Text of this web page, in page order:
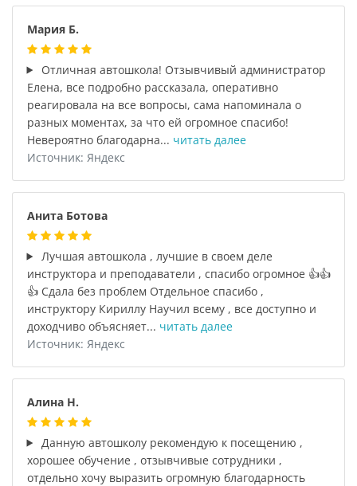
Мария Б.
Отличная автошкола! Отзывчивый администратор
Елена, все подробно рассказала, оперативно
реагировала на все вопросы, сама напоминала о
разных моментах, за что ей огромное спасибо!
Невероятно благодарна... читать далее
Источник: Яндекс
Анита Ботова
Лучшая автошкола , лучшие в своем деле
инструктора и преподаватели , спасибо огромное 👍👍
👍 Сдала без проблем Отдельное спасибо ,
инструктору Кириллу Научил всему , все доступно и
доходчиво объясняет... читать далее
Источник: Яндекс
Алина Н.
Данную автошколу рекомендую к посещению ,
хорошее обучение , отзывчивые сотрудники ,
отдельно хочу выразить огромную благодарность